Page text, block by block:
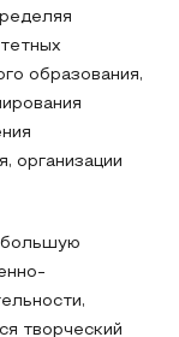
образования,
организации
большую
творческий